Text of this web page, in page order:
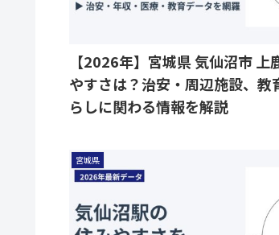
【2026年】宮城県 気仙沼市 上
やすさは？治安・周辺施設、教
らしに関わる情報を解説
宮城県